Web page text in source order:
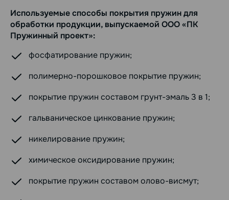
Используемые способы покрытия пружин для
обработки продукции, выпускаемой ООО «ПК
Пружинный проект»:
фосфатирование пружин;
полимерно-порошковое покрытие пружин;
покрытие пружин составом грунт-эмаль 3 в 1;
гальваническое цинкование пружин;
никелирование пружин;
химическое оксидирование пружин;
покрытие пружин составом олово-висмут;